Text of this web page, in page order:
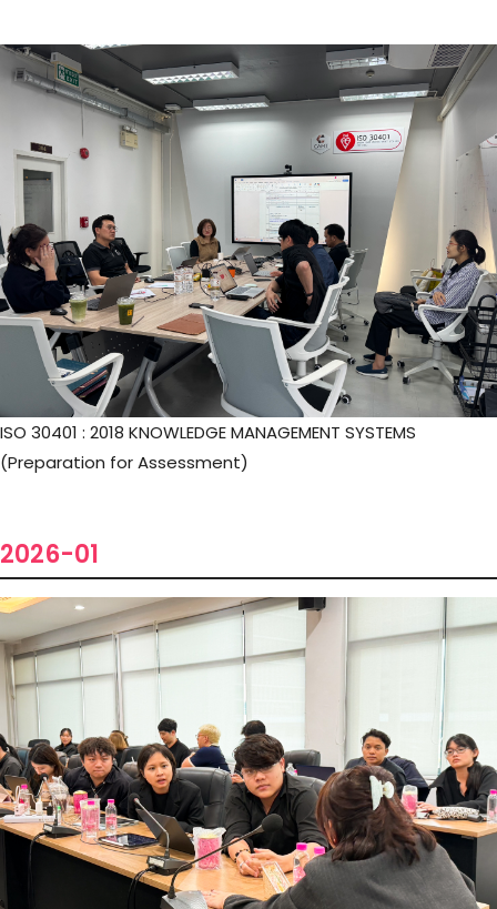
ISO 30401 : 2018 KNOWLEDGE MANAGEMENT SYSTEMS
(Preparation for Assessment)
2026-01